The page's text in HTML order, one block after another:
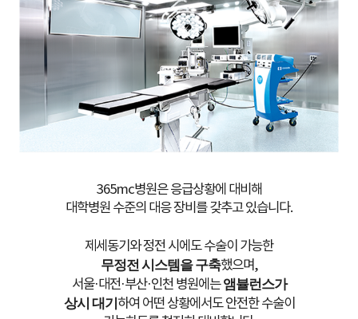
365mc병원은 응급상황에 대비해
대학병원 수준의 대응 장비를 갖추고 있습니다.
제세동기와 정전 시에도 수술이 가능한
무정전 시스템을 구축했으며,
서울·대전·부산·인천 병원에는앰뷸런스가
상시 대기 하여 어떤 상황에서도 안전한 수술이